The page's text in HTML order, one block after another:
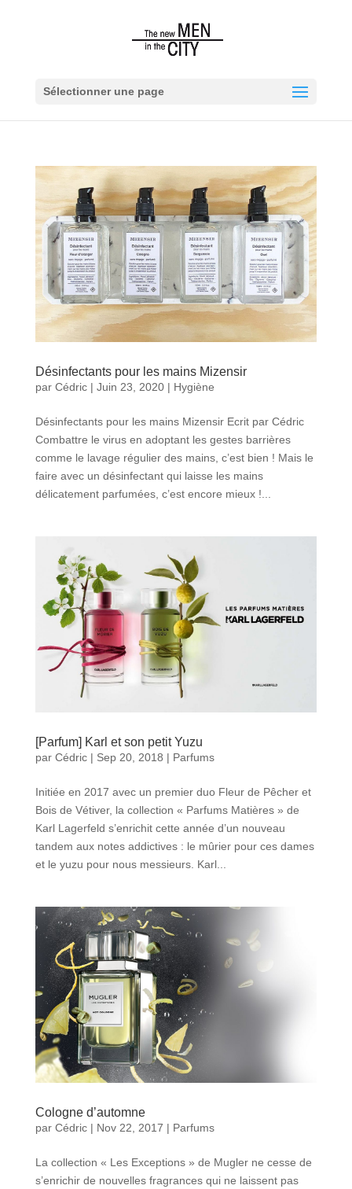
Sélectionner une page
Désinfectants pour les mains Mizensir
par Cédric| Juin 23, 2020| Hygiène
Désinfectants pour les mains Mizensir Ecrit par Cédric
Combattre le virus en adoptant les gestes barrières
comme le lavage régulier des mains, c’est bien ! Mais le
faire avec un désinfectant qui laisse les mains
délicatement parfumées, c’est encore mieux !...
[Parfum] Karl et son petit Yuzu
par Cédric| Sep 20, 2018 | Parfums
Initiée en 2017 avec un premier duo Fleur de Pêcher et
Bois de Vétiver, la collection « Parfums Matières » de
Karl Lagerfeld s’enrichit cette année d’un nouveau
tandem aux notes addictives : le mûrier pour ces dames
et le yuzu pour nous messieurs. Karl...
Cologne d’automne
par Cédric| Nov 22, 2017 | Parfums
La collection « Les Exceptions » de Mugler ne cesse de
s’enrichir de nouvelles fragrances qui ne laissent pas